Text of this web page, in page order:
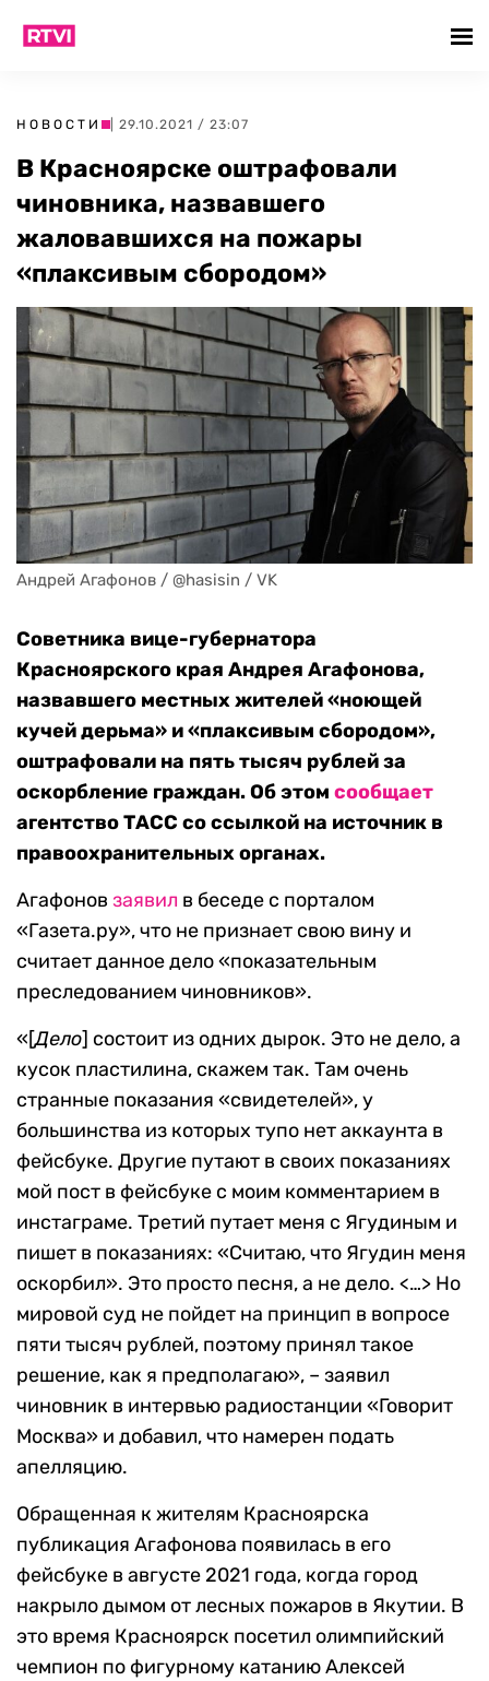
НОВОСТИ | 29.10.2021 / 23:07
В Красноярске оштрафовали
чиновника, назвавшего
жаловавшихся на пожары
«плаксивым сбородом»
Андрей Агафонов / @hasisin / VK
Советника вице-губернатора
Красноярского края Андрея Агафонова,
назвавшего местных жителей «ноющей
кучей дерьма» и «плаксивым сбородом»,
оштрафовали на пять тысяч рублей за
оскорбление граждан. Об этом сообщает
агентство ТАСС со ссылкой на источник в
правоохранительных органах.
Агафонов заявил в беседе с порталом
«Газета.ру», что не признает свою вину и
считает данное дело «показательным
преследованием чиновников».
«[Дело] состоит из одних дырок. Это не дело, а
кусок пластилина, скажем так. Там очень
странные показания «свидетелей», у
большинства из которых тупо нет аккаунта в
фейсбуке. Другие путают в своих показаниях
мой пост в фейсбуке с моим комментарием в
инстаграме. Третий путает меня с Ягудиным и
пишет в показаниях: «Считаю, что Ягудин меня
оскорбил». Это просто песня, а не дело. <…> Но
мировой суд не пойдет на принцип в вопросе
пяти тысяч рублей, поэтому принял такое
решение, как я предполагаю», – заявил
чиновник в интервью радиостанции «Говорит
Москва» и добавил, что намерен подать
апелляцию.
Обращенная к жителям Красноярска
публикация Агафонова появилась в его
фейсбуке в августе 2021 года, когда город
накрыло дымом от лесных пожаров в Якутии. В
это время Красноярск посетил олимпийский
чемпион по фигурному катанию Алексей